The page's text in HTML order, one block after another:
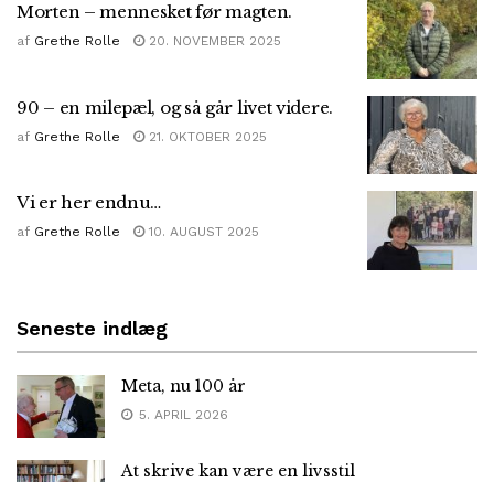
Morten – mennesket før magten.
af Grethe Rolle 20. NOVEMBER 2025
90 – en milepæl, og så går livet videre.
af Grethe Rolle 21. OKTOBER 2025
Vi er her endnu…
af Grethe Rolle 10. AUGUST 2025
Seneste indlæg
Meta, nu 100 år
5. APRIL 2026
At skrive kan være en livsstil